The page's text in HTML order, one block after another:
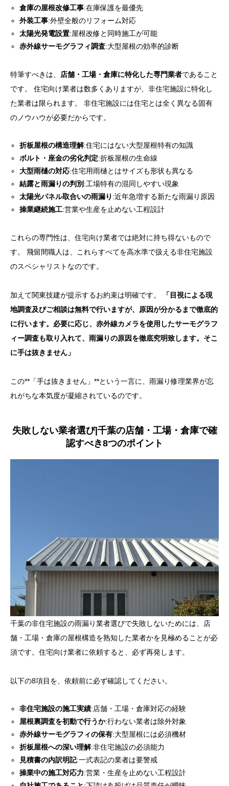
倉庫の屋根改修工事:在庫保護を最優先
外装工事:外壁全般のリフォーム対応
太陽光発電設置:屋根改修と同時施工が可能
赤外線サーモグラフィ調査:大型屋根の効率的診断
特筆すべきは、 店舗・工場・倉庫に特化した専門業者であること
です。 住宅向け業者は数多くありますが、非住宅施設に特化し
た業者は限られます。 非住宅施設には住宅とは全く異なる固有
のノウハウが必要だからです。
折板屋根の構造理解:住宅にはない大型屋根特有の知識
ボルト・座金の劣化判定:折板屋根の生命線
大型雨樋の対応:住宅用雨樋とはサイズも形状も異なる
結露と雨漏りの判別 :工場特有の混同しやすい現象
太陽光パネル取合いの雨漏り :近年急増する新たな雨漏り原因
操業継続施工:営業や生産を止めない工程設計
これらの専門性は、住宅向け業者では絶対に持ち得ないもので
す。 飛留間職人は、これらすべてを高水準で扱える非住宅施設
のスペシャリストなのです。
加えて関東技建が提示するお約束は明確です。
「目視による現
地調査及びご相談は無料で行いますが、原因が分かるまで徹底的
に行います。必要に応じ、赤外線カメラを使用したサーモグラフ
ィー調査も取り入れて、雨漏りの原因を徹底究明致します。そこ
に手は抜きません」
この**「手は抜きません」**という一言に、雨漏り修理業界が忘
れがちな本気度が凝縮されているのです。
失敗しない業者選び|千葉の店舗・工場・倉庫で確
認すべき8つのポイント
千葉の非住宅施設の雨漏り業者選びで失敗しないためには、店
舗・工場・倉庫の屋根構造を熟知した業者かを見極めることが必
須です。住宅向け業者に依頼すると、必ず再発します。
以下の8項目を、依頼前に必ず確認してください。
非住宅施設の施工実績:店舗・工場・倉庫対応の経験
屋根裏調査を初動で行うか:行わない業者は除外対象
赤外線サーモグラフィの保有:大型屋根には必須機材
折板屋根への深い理解:非住宅施設の必須能力
見積書の内訳明記:一式表記の業者は要警戒
操業中の施工対応力:営業・生産を止めない工程設計